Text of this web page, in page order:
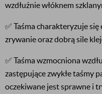
wzdłużnie włóknem
✅ Taśma charakteryzuje
zrywanie oraz dobrą sile
✅ Taśma wzmocniona
zastępujące zwykłe taśmy
oczekiwane jest sprawne i